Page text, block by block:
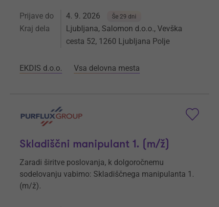
Prijave do 4. 9. 2026 Še 29 dni
Kraj dela
Ljubljana, Salomon d.o.o., Vevška
cesta 52, 1260 Ljubljana Polje
EKDIS d.o.o. Vsa delovna mesta
Skladiščni manipulant 1. (m/ž)
Zaradi širitve poslovanja, k dolgoročnemu
sodelovanju vabimo: Skladiščnega manipulanta 1.
(m/ž).